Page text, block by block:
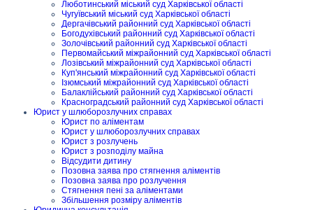
Люботинський міський суд Харківської області
Чугуївський міський суд Харківської області
Дергачівський районний суд Харківської області
Богодухівський районний суд Харківської області
Золочівський районний суд Харківської області
Первомайський міжрайонний суд Харківської області
Лозівський міжрайонний суд Харківської області
Куп'янський міжрайонний суд Харківської області
Ізюмський міжрайонний суд Харківської області
Балаклійський районний суд Харківської області
Красноградський районний суд Харківської області
Юрист у шлюборозлучних справах
Юрист по аліментам
Юрист у шлюборозлучних справах
Юрист з розлучень
Юрист з розподілу майна
Відсудити дитину
Позовна заява про стягнення аліментів
Позовна заява про розлучення
Стягнення пені за аліментами
Збільшення розміру аліментів